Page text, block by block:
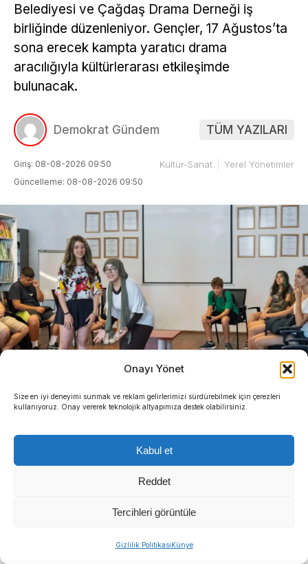
Onayı Yönet
Size en iyi deneyimi sunmak ve reklam gelirlerimizi sürdürebilmek için çerezleri
kullanıyoruz. Onay vererek teknolojik altyapımıza destek olabilirsiniz.
Kabul et
Reddet
Tercihleri görüntüle
Gizlilik PolitikasıKünye
Belediyesi ve Çağdaş Drama Derneği iş
birliğinde düzenleniyor. Gençler, 17 Ağustos’ta
sona erecek kampta yaratıcı drama
aracılığıyla kültürlerarası etkileşimde
bulunacak.
Demokrat Gündem TÜM YAZILARI
Giriş: 08-08-2026 09:50
Güncelleme: 08-08-2026 09:50
Kültür-Sanat Yerel Yönetimler